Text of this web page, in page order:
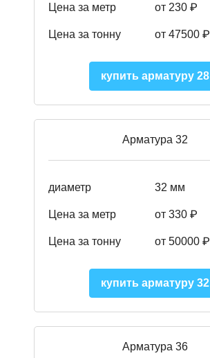
Цена за метр от 230 ₽
Цена за тонну от 47500 ₽
купить арматуру 28
Арматура 32
диаметр 32 мм
Цена за метр от 330 ₽
Цена за тонну от 50000 ₽
купить арматуру 32
Арматура 36